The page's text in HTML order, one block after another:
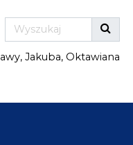
Jakuba, Oktawiana